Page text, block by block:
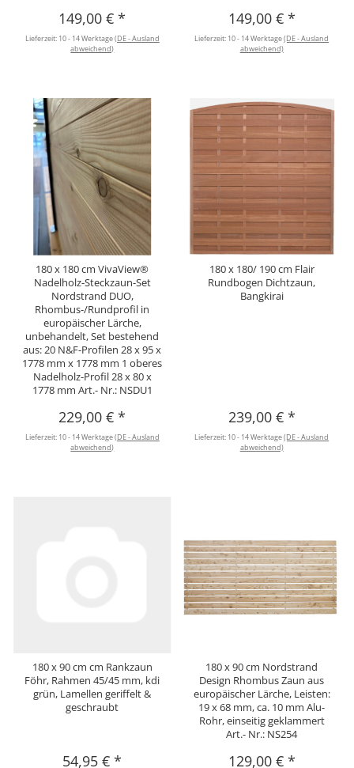
149,00 €*
Lieferzeit: 10 - 14 Werktage(DE - Ausland
abweichend)
149,00 € *
Lieferzeit: 10 - 14 Werktage(DE - Ausland
abweichend)
180 x 180 cm VivaView®
Nadelholz-Steckzaun-Set
Nordstrand DUO,
Rhombus-/Rundprofil in
europäischer Lärche,
unbehandelt, Set bestehend
aus: 20 N&F-Profilen 28 x 95 x
1778 mm x 1778 mm 1 oberes
Nadelholz-Profil 28 x 80 x
1778 mm Art.- Nr.: NSDU1
229,00 €*
Lieferzeit: 10 - 14 Werktage(DE - Ausland
abweichend)
180 x 180/ 190 cm Flair
Rundbogen Dichtzaun,
Bangkirai
239,00 € *
Lieferzeit: 10 - 14 Werktage(DE - Ausland
abweichend)
180 x 90 cm cm Rankzaun
Föhr, Rahmen 45/45 mm, kdi
grün, Lamellen geriffelt &
geschraubt
54,95 €*
180 x 90 cm Nordstrand
Design Rhombus Zaun aus
europäischer Lärche, Leisten:
19 x 68 mm, ca. 10 mm Alu-
Rohr, einseitig geklammert
Art.- Nr.: NS254
129,00 € *